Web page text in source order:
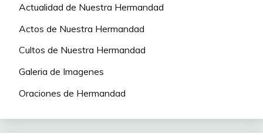
Actualidad de Nuestra Hermandad
Actos de Nuestra Hermandad
Cultos de Nuestra Hermandad
Galeria de Imagenes
Oraciones de Hermandad